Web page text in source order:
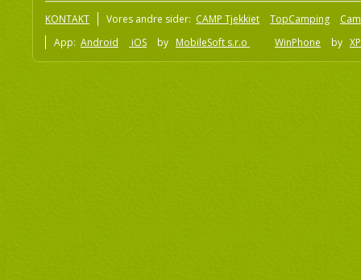
KONTAKT Vores andre sider: CAMP Tjekkiet TopCamping
App: Android iOS by MobileSoft s.r.o WinPhone by